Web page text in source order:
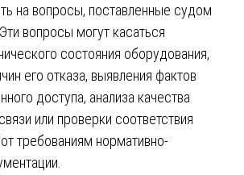
на вопросы, поставленные судом
вопросы могут касаться
состояния оборудования,
его отказа, выявления фактов
доступа, анализа качества
или проверки соответствия
требованиям нормативно-